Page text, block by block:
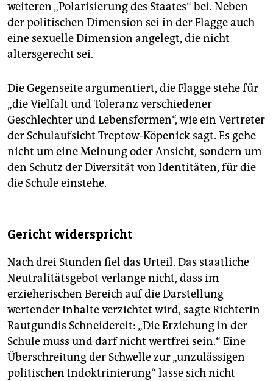
weiteren „Polarisierung des Staates“ bei. Neben
der politischen Dimension sei in der Flagge auch
eine sexuelle Dimension angelegt, die nicht
altersgerecht sei.
Die Gegenseite argumentiert, die Flagge stehe für
„die Vielfalt und Toleranz verschiedener
Geschlechter und Lebensformen“, wie ein Vertreter
der Schulaufsicht Treptow-Köpenick sagt. Es gehe
nicht um eine Meinung oder Ansicht, sondern um
den Schutz der Diversität von Identitäten, für die
die Schule einstehe.
Gericht widerspricht
Nach drei Stunden fiel das Urteil. Das staatliche
Neutralitätsgebot verlange nicht, dass im
erzieherischen Bereich auf die Darstellung
wertender Inhalte verzichtet wird, sagte Richterin
Rautgundis Schneidereit: „Die Erziehung in der
Schule muss und darf nicht wertfrei sein.“ Eine
Überschreitung der Schwelle zur „unzulässigen
politischen Indoktrinierung“ lasse sich nicht